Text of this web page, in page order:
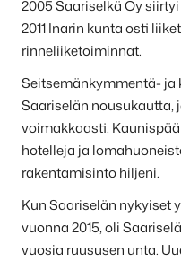
2005 Saariselkä Oy
2011 Inarin kunta osti
rinneliiketoiminnat.
Seitsemänkymmentä-
Saariselän nousukautta,
voimakkaasti.
hotelleja ja
rakentamisinto hiljeni.
Kun Saariselän nykyiset
vuonna 2015, oli
vuosia ruususen unta.